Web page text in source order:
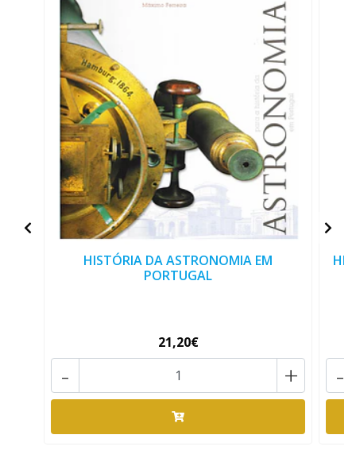
HISTÓRIA DA ASTRONOMIA EM
PORTUGAL
21,20€
+
- -